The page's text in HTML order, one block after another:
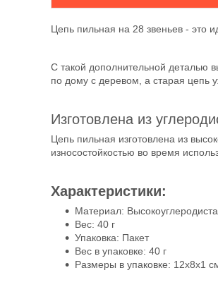
Цепь пильная на 28 звеньев - это
С такой дополнительной деталью
по дому с деревом, а старая цепь
Изготовлена из
Цепь пильная изготовлена из
износостойкостью во время
Характеристики:
Материал:
Вес: 40 г
Упаковка: Пакет
Вес в упаковке: 40 г
Размеры в упаковке: 12х8х1